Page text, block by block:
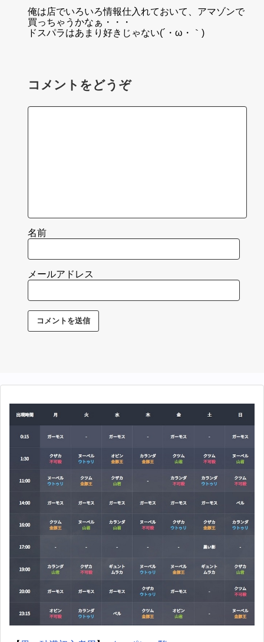
俺は店でいろいろ情報仕入れておいて、アマゾンで
買っちゃうかなぁ・・・
ドスパラはあまり好きじゃない(´・ω・｀)
コメントをどうぞ
名前
メールアドレス